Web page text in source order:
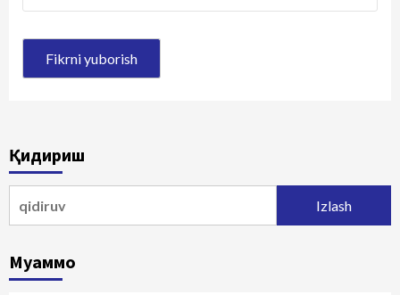
Қидириш
Муаммо